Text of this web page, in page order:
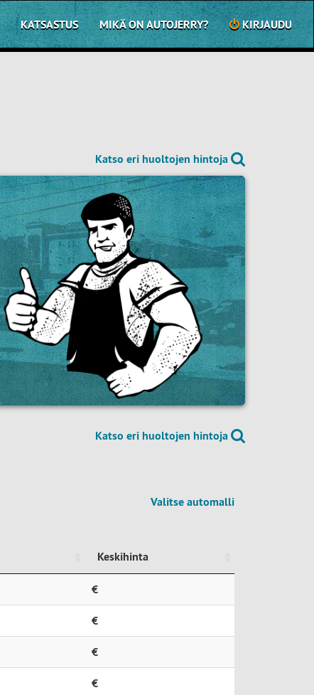
KATSASTUS MIKÄ ON AUTOJERRY? KIRJAUDU
Katso eri huoltojen hintoja
Katso eri huoltojen hintoja
Valitse automalli
Keskihinta
Keskihinta
€
€
€
€